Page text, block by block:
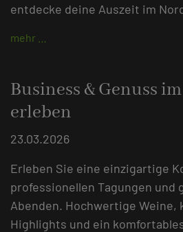
entdecke deine Auszeit im
mehr …
Business & Genuss
erleben
23.03.2026
Erleben Sie eine einzigartige
professionellen Tagungen und
Abenden. Hochwertige Weine,
Highlights und ein